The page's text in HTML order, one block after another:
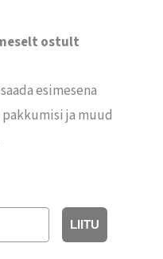
ostult
esimesena
ja muud
LIITU